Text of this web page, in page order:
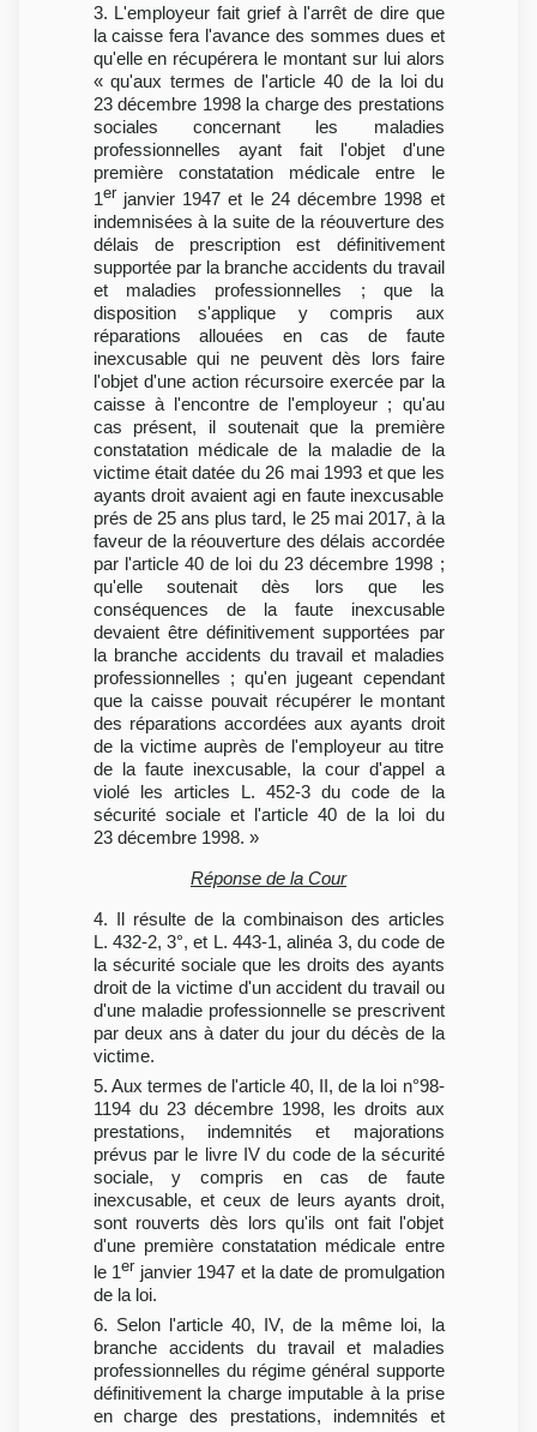
3. L'employeur fait grief à l'arrêt de dire que
la caisse fera l'avance des sommes dues et
qu'elle en récupérera le montant sur lui alors
« qu'aux termes de l'article 40 de la loi du
23 décembre 1998 la charge des prestations
sociales concernant les maladies
professionnelles ayant fait l'objet d'une
première constatation médicale entre le
1er janvier 1947 et le 24 décembre 1998 et
indemnisées à la suite de la réouverture des
délais de prescription est définitivement
supportée par la branche accidents du travail
et maladies professionnelles ; que la
disposition s'applique y compris aux
réparations allouées en cas de faute
inexcusable qui ne peuvent dès lors faire
l'objet d'une action récursoire exercée par la
caisse à l'encontre de l'employeur ; qu'au
cas présent, il soutenait que la première
constatation médicale de la maladie de la
victime était datée du 26 mai 1993 et que les
ayants droit avaient agi en faute inexcusable
prés de 25 ans plus tard, le 25 mai 2017, à la
faveur de la réouverture des délais accordée
par l'article 40 de loi du 23 décembre 1998 ;
qu'elle soutenait dès lors que les
conséquences de la faute inexcusable
devaient être définitivement supportées par
la branche accidents du travail et maladies
professionnelles ; qu'en jugeant cependant
que la caisse pouvait récupérer le montant
des réparations accordées aux ayants droit
de la victime auprès de l'employeur au titre
de la faute inexcusable, la cour d'appel a
violé les articles L. 452-3 du code de la
sécurité sociale et l'article 40 de la loi du
23 décembre 1998. »
Réponse de la Cour
4. Il résulte de la combinaison des articles
L. 432-2, 3°, et L. 443-1, alinéa 3, du code de
la sécurité sociale que les droits des ayants
droit de la victime d'un accident du travail ou
d'une maladie professionnelle se prescrivent
par deux ans à dater du jour du décès de la
victime.
5. Aux termes de l'article 40, II, de la loi n°98-
1194 du 23 décembre 1998, les droits aux
prestations, indemnités et majorations
prévus par le livre IV du code de la sécurité
sociale, y compris en cas de faute
inexcusable, et ceux de leurs ayants droit,
sont rouverts dès lors qu'ils ont fait l'objet
d'une première constatation médicale entre
le 1er janvier 1947 et la date de promulgation
de la loi.
6. Selon l'article 40, IV, de la même loi, la
branche accidents du travail et maladies
professionnelles du régime général supporte
définitivement la charge imputable à la prise
en charge des prestations, indemnités et